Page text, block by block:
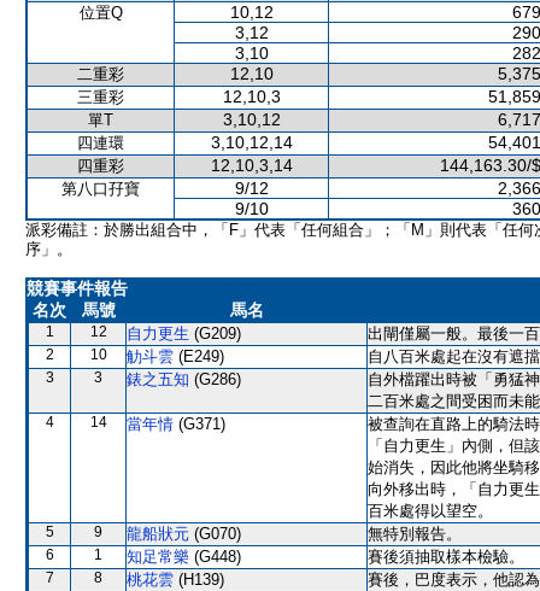
位置Q 10,12
3,12
3,10
二重彩 12,10
三重彩 12,10,3
單T 3,10,12
四連環 3,10,12,14
四重彩 12,10,3,14 144,163.30/
第八口孖寶 9/12
9/10
派彩備註：於勝出組合中，「F」代表「任何組合」；「M」則代表「任何
序」。
競賽事件報告
名次
馬號 馬名
1 12 自力更生 (G209) 出閘僅屬一般。最後一
2 10 觔斗雲 (E249) 自八百米處起在沒有遮
3 3 錶之五知 (G286)
自外檔躍出時被「勇猛
二百米處之間受困而未
4 14 當年情 (G371)
被查詢在直路上的騎法
「自力更生」內側，但
始消失，因此他將坐騎
向外移出時，「自力更
百米處得以望空。
5 9 龍船狀元 (G070) 無特別報告。
6 1 知足常樂 (G448) 賽後須抽取樣本檢驗。
7 8 桃花雲 (H139) 賽後，巴度表示，他認